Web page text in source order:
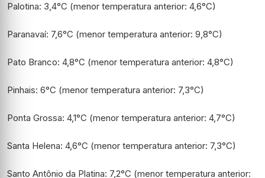
Palotina: 3,4°C (menor temperatura anterior: 4,6°C)
Paranavaí: 7,6°C (menor temperatura anterior: 9,8°C)
Pato Branco: 4,8°C (menor temperatura anterior: 4,8°C)
Pinhais: 6°C (menor temperatura anterior: 7,3°C)
Ponta Grossa: 4,1°C (menor temperatura anterior: 4,7°C)
Santa Helena: 4,6°C (menor temperatura anterior: 7,3°C)
Santo Antônio da Platina: 7,2°C (menor temperatura anterior: